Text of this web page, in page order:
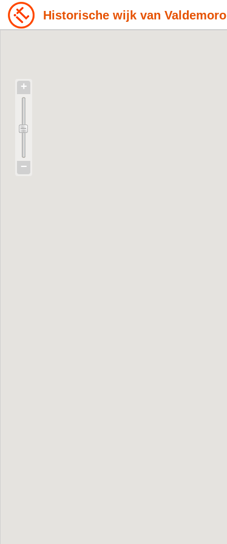
Historische wijk van Valdemoro
+
−